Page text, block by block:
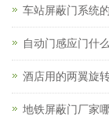
车站屏蔽门系统
自动门感应门什
酒店用的两翼旋
地铁屏蔽门厂家